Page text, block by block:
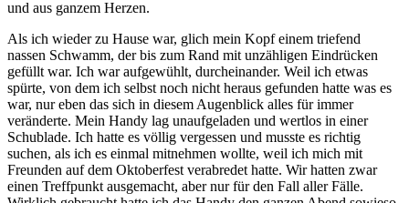
und aus ganzem Herzen.
Als ich wieder zu Hause war, glich mein Kopf einem triefend
nassen Schwamm, der bis zum Rand mit unzähligen Eindrücken
gefüllt war. Ich war aufgewühlt, durcheinander. Weil ich etwas
spürte, von dem ich selbst noch nicht heraus gefunden hatte was es
war, nur eben das sich in diesem Augenblick alles für immer
veränderte. Mein Handy lag unaufgeladen und wertlos in einer
Schublade. Ich hatte es völlig vergessen und musste es richtig
suchen, als ich es einmal mitnehmen wollte, weil ich mich mit
Freunden auf dem Oktoberfest verabredet hatte. Wir hatten zwar
einen Treffpunkt ausgemacht, aber nur für den Fall aller Fälle.